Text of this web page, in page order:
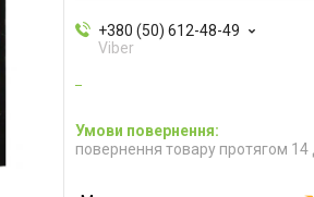
+380 (50) 612-48-49
Viber
повернення товару протягом 14